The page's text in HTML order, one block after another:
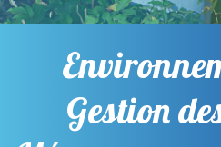
Gestion